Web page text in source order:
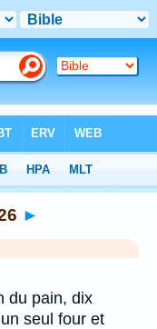
►
du pain, dix
seul four et